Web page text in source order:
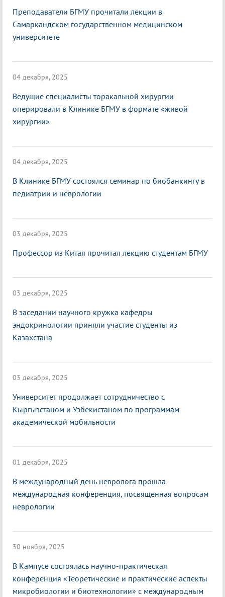
Преподаватели БГМУ прочитали лекции в
Самаркандском государственном медицинском
университете
04 декабря, 2025
Ведущие специалисты торакальной хирургии
оперировали в Клинике БГМУ в формате «живой
хирургии»
04 декабря, 2025
В Клинике БГМУ состоялся семинар по биобанкингу в
педиатрии и неврологии
03 декабря, 2025
Профессор из Китая прочитал лекцию студентам БГМУ
03 декабря, 2025
В заседании научного кружка кафедры
эндокринологии приняли участие студенты из
Казахстана
03 декабря, 2025
Университет продолжает сотрудничество с
Кыргызстаном и Узбекистаном по программам
академической мобильности
01 декабря, 2025
В международный день невролога прошла
международная конференция, посвященная вопросам
неврологии
30 ноября, 2025
В Кампусе состоялась научно-практическая
конференция «Теоретические и практические аспекты
микробиологии и биотехнологии» с международным